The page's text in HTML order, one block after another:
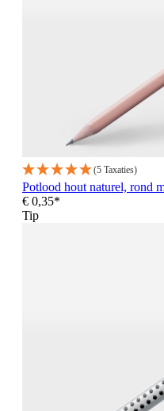
(5 Taxaties)
Potlood hout naturel, rond
€ 0,35*
Tip